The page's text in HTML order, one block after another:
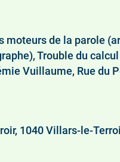
moteurs de la parole
Trouble du calcul
Vuillaume, Rue du
1040 Villars-le-